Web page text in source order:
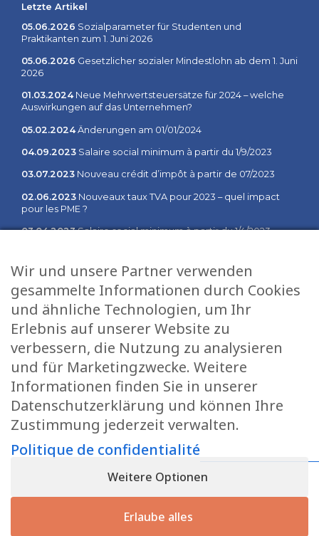
Letzte Artikel
05.06.2026 Sozialparameter für Studenten und
Praktikanten zum 1. Juni 2026
05.06.2026 Gesetzlicher sozialer Mindestlohn ab dem 1. Juni
2026
01.03.2024Neue Mehrwertsteuersätze für 2024 – welche
Auswirkungen auf das Unternehmen?
05.02.2024Änderungen am 01/01/2024
04.09.2023Salaire social minimum à partir du 1/9/2023
03.07.2023Nouveau crédit d’impôt à partir de 07/2023
02.06.2023Nouveaux taux TVA pour 2023 – quel impact
pour les PME ?
03.04.2023Salaire social minimum à partir du 1/4/2023
03.01.2023Communiqué des changements à partir du 1er
janvier 2023
Sitemap
Home
Stellenangebote
Aktuelles
Kontakt
Dienstleistungen
Fiduciaire
Informatique
Gestion
Tax services
Wir und unsere Partner verwenden
gesammelte Informationen durch Cookies
und ähnliche Technologien, um Ihr
Erlebnis auf unserer Website zu
verbessern, die Nutzung zu analysieren
und für Marketingzwecke. Weitere
Informationen finden Sie in unserer
Datenschutzerklärung und können Ihre
Zustimmung jederzeit verwalten.
Politique de confidentialité
Weitere Optionen
Erlaube alles